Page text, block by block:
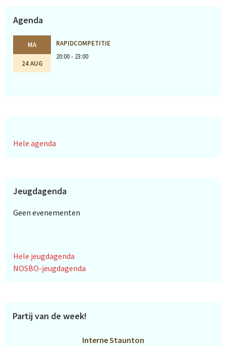
Agenda
MA
24 AUG
RAPIDCOMPETITIE
20:00 - 23:00
Hele agenda
Jeugdagenda
Geen evenementen
Hele jeugdagenda
NOSBO-jeugdagenda
Partij van de week!
Interne Staunton